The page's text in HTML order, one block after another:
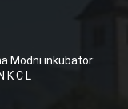
Modni inkubator:
K C L